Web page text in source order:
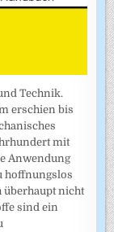
Technik.
erschien bis
mit
Anwendung
hoffnungslos
überhaupt nicht
sind ein